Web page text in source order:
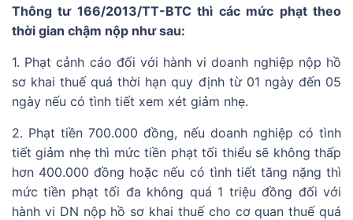
Thông tư 166/2013/TT-BTC thì các mức phạt theo
thời gian chậm nộp như sau:
1. Phạt cảnh cáo đối với hành vi doanh nghiệp nộp hồ
sơ khai thuế quá thời hạn quy định từ 01 ngày đến 05
ngày nếu có tình tiết xem xét giảm nhẹ.
2. Phạt tiền 700.000 đồng, nếu doanh nghiệp có tình
tiết giảm nhẹ thì mức tiền phạt tối thiểu sẽ không thấp
hơn 400.000 đồng hoặc nếu có tình tiết tăng nặng thì
mức tiền phạt tối đa không quá 1 triệu đồng đối với
hành vi DN nộp hồ sơ khai thuế cho cơ quan thuế quá